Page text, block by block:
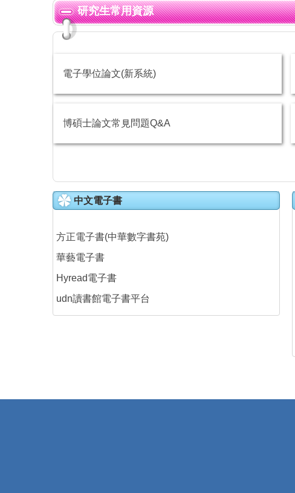
研究生常用資源
電子學位論文(新系統)
博碩士論文常見問題Q&A
中文電子書
方正電子書(中華數字書苑)
華藝電子書
Hyread電子書
udn讀書館電子書平台